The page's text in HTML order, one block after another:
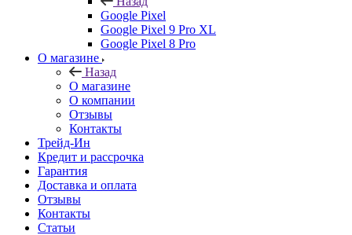
Google Pixel
Google Pixel 9 Pro XL
Google Pixel 8 Pro
О магазине
Назад
О магазине
О компании
Отзывы
Контакты
Трейд-Ин
Кредит и рассрочка
Гарантия
Доставка и оплата
Отзывы
Контакты
Статьи